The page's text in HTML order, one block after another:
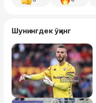
Шунингдек ўқинг